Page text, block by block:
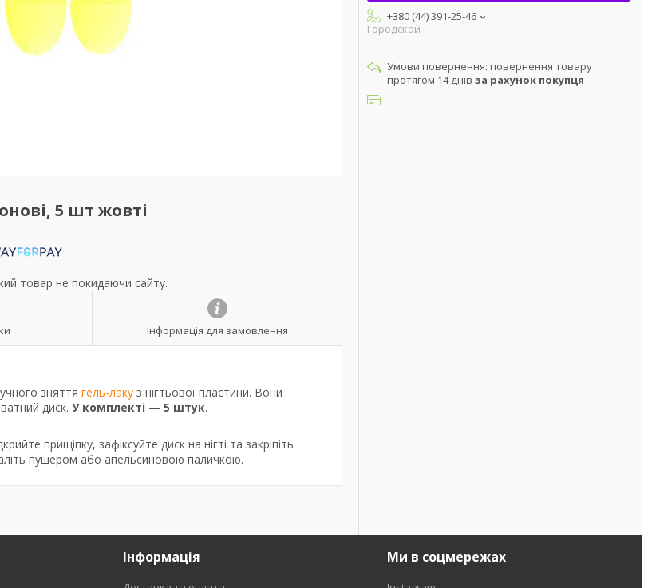
5 шт жовті
товар не покидаючи сайту.
Інформація для замовлення
зняття гель-лаку з нігтьової пластини. Вони
диск. У комплекті — 5 штук.
прищіпку, зафіксуйте диск на нігті та закріпіть
пушером або апельсиновою паличкою.
+380 (44) 391-25-46
Городской
повернення товару
протягом 14 днів за рахунок покупця
Інформація Ми в соцмережах